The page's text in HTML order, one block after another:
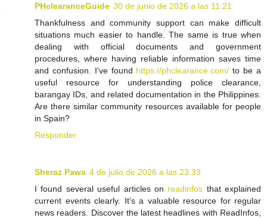
PHclearanceGuide 30 de junio de 2026 a las 11:21
Thankfulness and community support can make difficult
situations much easier to handle. The same is true when
dealing with official documents and government
procedures, where having reliable information saves time
and confusion. I've found https://phclearance.com/ to be a
useful resource for understanding police clearance,
barangay IDs, and related documentation in the Philippines.
Are there similar community resources available for people
in Spain?
Responder
Sheraz Pawa 4 de julio de 2026 a las 23:33
I found several useful articles on readinfos that explained
current events clearly. It's a valuable resource for regular
news readers. Discover the latest headlines with ReadInfos,